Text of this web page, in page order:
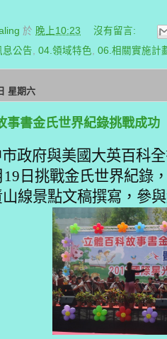
於 晚上10:23
沒有留言:
息公告 04.領域特色 06.相關實施計
星期六
事書金氏世界紀錄挑戰成功
政府與美國大英百科
19 日挑戰金氏世界紀錄
線景點文稿撰寫，參